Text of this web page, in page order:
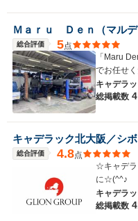
Ｍａｒｕ Ｄｅｎ（マルデ
総合評価 5点
「Maru
でお任せく
キャデラ
総掲載数 4
キャデラック北大阪／シ
総合評価 4.8点
☆キャデラ
に☆(^^♪
キャデラ
総掲載数